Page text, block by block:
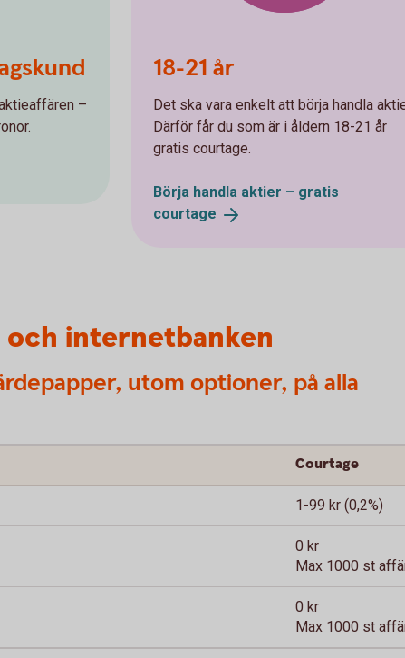
–
18-21 år
Det ska vara enkelt att börja handla
Därför får du som är i åldern 18-21 år
gratis courtage.
Börja handla aktier – gratis
courtage
och internetbanken
utom optioner, på alla
Courtage
1-99 kr (0,2%)
0 kr
Max 1000 st
0 kr
Max 1000 st